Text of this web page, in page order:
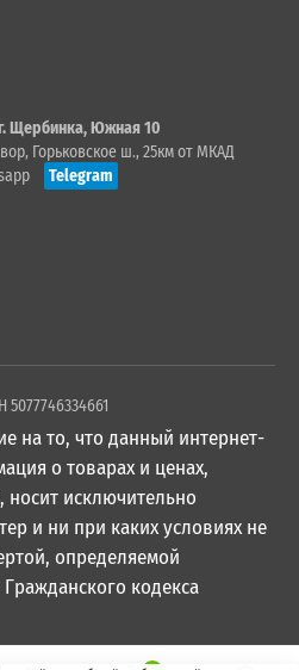
Щербинка, Южная 10
Горьковское ш., 25км от МКАД
Telegram
на то, что данный интернет-
о товарах и ценах,
носит исключительно
и ни при каких условиях не
определяемой
кодекса